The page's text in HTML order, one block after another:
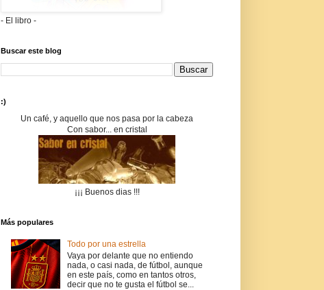
- El libro -
Buscar este blog
:)
Un café, y aquello que nos pasa por la cabeza
Con sabor... en cristal
¡¡¡ Buenos dias !!!
Más populares
Todo por una estrella
Vaya por delante que no entiendo
nada, o casi nada, de fútbol, aunque
en este país, como en tantos otros,
decir que no te gusta el fútbol se...